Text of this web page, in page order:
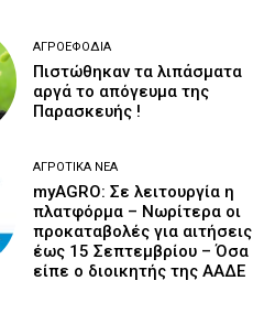
ΑΓΡΟΕΦΌΔΙΑ
Πιστώθηκαν τα λιπάσματα
αργά το απόγευμα της
Παρασκευής !
ΑΓΡΟΤΙΚΆ ΝΈΑ
myAGRO: Σε λειτουργία η
πλατφόρμα – Νωρίτερα οι
προκαταβολές για αιτήσεις
έως 15 Σεπτεμβρίου – Όσα
είπε ο διοικητής της ΑΑΔΕ